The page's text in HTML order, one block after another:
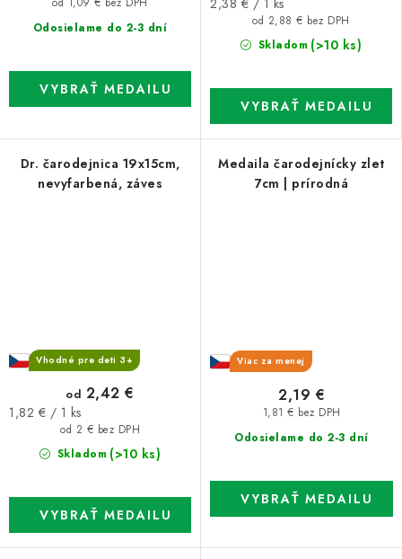
Odosielame do 2-3 dní
Skladom (>10 ks)
od 2,88 € bez DPH
Dr. čarodejnica 19x15cm,
nevyfarbená, záves
Vhodné pre deti 3+
Skladom (>10 ks)
od 2 € bez DPH
od 2,42 €
Jednotková
1,82 € / 1 ks
Medaila čarodejnícky zlet
7cm | prírodná
Viac za menej
Odosielame do 2-3 dní
1,81 € bez DPH
2,19 €